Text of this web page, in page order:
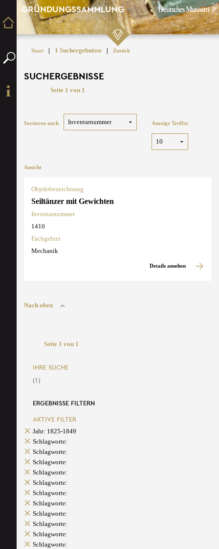
GRÜNDUNGSSAMMLUNG
Start | 1 Suchergebnisse | Zurück
SUCHERGEBNISSE
Seite 1 von 1
Sortieren nach Anzeige Treffer
Ansicht
Objektbezeichnung
Seiltänzer mit Gewichten
Inventarnummer
1410
Fachgebiet
Mechanik
Details ansehen
Nach oben
Seite 1 von 1
IHRE SUCHE
(1)
ERGEBNISSE FILTERN
AKTIVE FILTER
Jahr: 1825-1849
Schlagworte:
Schlagworte:
Schlagworte:
Schlagworte:
Schlagworte:
Schlagworte:
Schlagworte:
Schlagworte:
Schlagworte:
Schlagworte:
Schlagworte: